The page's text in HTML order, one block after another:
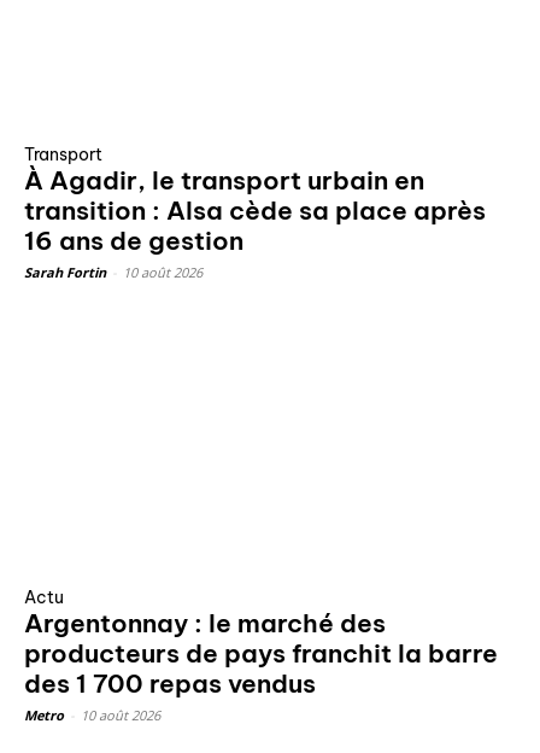
Transport
À Agadir, le transport urbain en
transition : Alsa cède sa place après
16 ans de gestion
Sarah Fortin 10 août 2026
Actu
Argentonnay : le marché des
producteurs de pays franchit la barre
des 1 700 repas vendus
Metro 10 août 2026